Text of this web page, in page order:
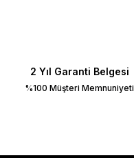
2 Yıl Garanti Belgesi
%100 Müşteri Memnuniyeti